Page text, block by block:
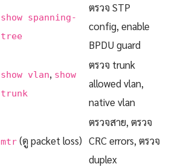
show spanning-
tree
ตรวจ STP
config, enable
BPDU guard
show vlan, show
trunk
ตรวจ trunk
allowed vlan,
native vlan
mtr (ดู packet loss)
ตรวจสาย, ตรวจ
CRC errors, ตรวจ
duplex